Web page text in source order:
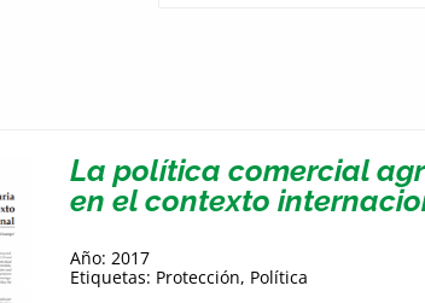
La política comercial
en el contexto
Año: 2017
Etiquetas: Protección, Política